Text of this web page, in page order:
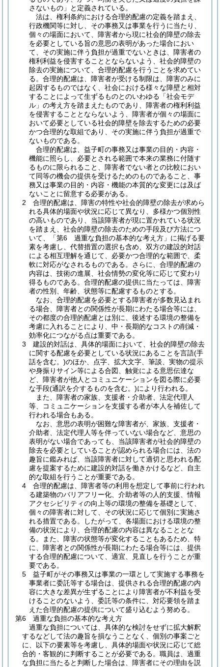
さないもの」と定義されている。
法は、権利条約における合理的配慮の定義を踏まえ、
行政機関等に対し、その事務又は事業を行うに当たり、
個々の場面において、障害者から現に社会的障壁の除去
を必要としている旨の意思の表明があった場合におい
て、その実施に伴う負担が過重でないときは、障害者の
権利利益を侵害することとならないよう、社会的障壁の
除去の実施について、合理的配慮を行うことを求めてい
る。合理的配慮は、障害者が受ける制限は、障害のみに
起因するものではなく、社会における様々な障壁と相対
することによって生ずるものとのいわゆる「社会モデ
ル」の考え方を踏まえたものであり、障害者の権利利益
を侵害することとならないよう、障害者が個々の場面に
おいて必要としている社会的障壁を除去するための必要
かつ合理的な取組であり、その実施に伴う負担が過重で
ないものである。
合理的配慮は、益子町の事務又は事業の目的・内容・
機能に照らし、必要とされる範囲で本来の業務に付随す
るものに限られること、障害者でない者との比較におい
て同等の機会の提供を受けるためのものであること、事
務又は事業の目的・内容・機能の本質的な変更には及ば
ないことに留意する必要がある。
2 合理的配慮は、障害の特性や社会的障壁の除去が求めら
れる具体的場面や状況に応じて異なり、多様かつ個別性
の高いものであり、当該障害者が現に置かれている状況
を踏まえ、社会的障壁の除去のための手段及び方法につ
いて、「第6 過重な負担の基本的な考え方」に掲げる要
素を考慮し、代替措置の選択も含め、双方の建設的対話
による相互理解を通じて、必要かつ合理的な範囲で、柔
軟に対応がなされるものである。さらに、合理的配慮の
内容は、技術の進展、社会情勢の変化等に応じて変わり
得るものである。合理的配慮の提供に当たっては、障害
者の性別、年齢、状態等に配慮するものとする。
なお、合理的配慮を必要とする障害者が多数見込まれ
る場合、障害者との関係性が長期にわたる場合等には、
その都度の合理的配慮とは別に、後述する環境の整備を
考慮に入れることにより、中・長期的なコストの削減・
効率化につながる点は重要である。
3 建設的対話は、具体的場面において、社会的障壁の除去
に関する配慮を必要としている状況にあることを言語(手
話を含む。)のほか、点字、拡大文字、筆談、実物の提示
や身振りサイン等による合図、触覚による意思伝達な
ど、障害者が他人とコミュニケーションを図る際に必要
な手段(通訳を介するものを含む。)により行われる。
また、障害者の家族、支援者・介助者、法定代理人
等、コミュニケーションを支援する者が本人を補佐して
行われる場合もある。
なお、意思の表明が困難な障害者が、家族、支援者・
介助者、法定代理人等を伴っていない場合など、意思の
表明がない場合であっても、当該障害者が社会的障壁の
除去を必要としていることが認められる場合には、法の
趣旨に鑑みれば、当該障害者に対して適切と思われる配
慮を提案するために建設的対話を働きかけるなど、自主
的な取組を行うことが重要である。
4 合理的配慮は、障害者等の利用を想定して事前に行われ
る建築物のバリアフリー化、介助者等の人的支援、情報
アクセシビリティの向上等の環境の整備を基礎として、
個々の障害者に対して、その状況に応じて個別に実施さ
れる措置である。したがって、各場面における環境の整
備の状況により、合理的配慮の内容は異なることとな
る。また、障害の状態等が変化することもあるため、特
に、障害者との関係性が長期にわたる場合等には、提供
する合理的配慮について、適宜、見直しを行うことが重
要である。
5 益子町がその事務又は事業の一環として実施する事務を
事業者に委託等する場合は、提供される合理的配慮の内
容に大きな差異が生ずることにより障害者が不利益を受
けることのないよう、委託等の条件に、対応要領を踏ま
えた合理的配慮の提供について盛り込むよう努める。
第6 過重な負担の基本的な考え方
過重な負担については、具体的な検討をせずに拡大解釈
するなどして法の趣旨を損なうことなく、個別の事案ごと
に、以下の要素等を考慮し、具体的場面や状況に応じて総
合的・客観的に判断することが必要である。職員は、過重
な負担に当たると判断した場合は、障害者にその理由を説